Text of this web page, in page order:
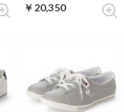
￥20,350